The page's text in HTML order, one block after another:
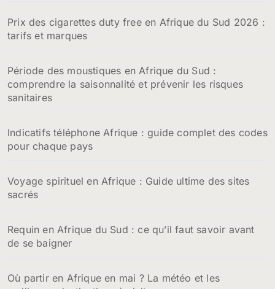
Prix des cigarettes duty free en Afrique du Sud 2026 :
tarifs et marques
Période des moustiques en Afrique du Sud :
comprendre la saisonnalité et prévenir les risques
sanitaires
Indicatifs téléphone Afrique : guide complet des codes
pour chaque pays
Voyage spirituel en Afrique : Guide ultime des sites
sacrés
Requin en Afrique du Sud : ce qu’il faut savoir avant
de se baigner
Où partir en Afrique en mai ? La météo et les